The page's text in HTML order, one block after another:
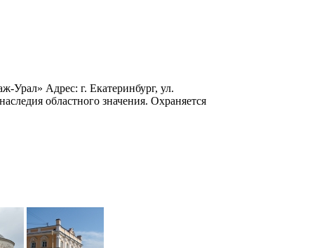
Урал» Адрес: г. Екатеринбург, ул.
областного значения. Охраняется